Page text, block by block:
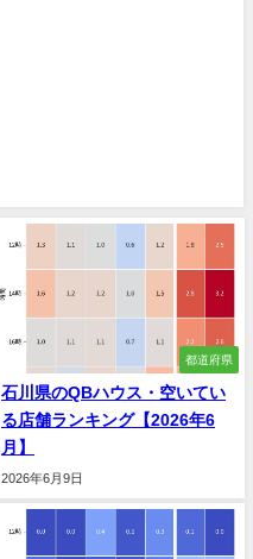
都道府県
石川県のQBハウス・空いてい
る店舗ランキング【2026年6
月】
2026年6月9日